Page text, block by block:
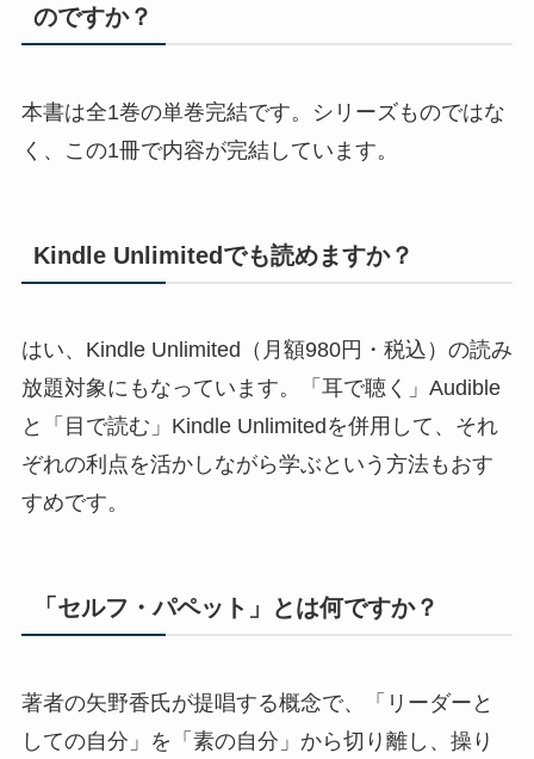
のですか？
本書は全1巻の単巻完結です。シリーズものではな
く、この1冊で内容が完結しています。
Kindle Unlimitedでも読めますか？
はい、Kindle Unlimited（月額980円・税込）の読み
放題対象にもなっています。「耳で聴く」Audible
と「目で読む」Kindle Unlimitedを併用して、それ
ぞれの利点を活かしながら学ぶという方法もおす
すめです。
「セルフ・パペット」とは何ですか？
著者の矢野香氏が提唱する概念で、「リーダーと
しての自分」を「素の自分」から切り離し、操り